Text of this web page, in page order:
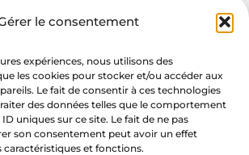
le consentement
expériences, nous utilisons des
les cookies pour stocker et/ou accéder aux
Le fait de consentir à ces technologies
des données telles que le comportement
uniques sur ce site. Le fait de ne pas
son consentement peut avoir un effet
caractéristiques et fonctions.